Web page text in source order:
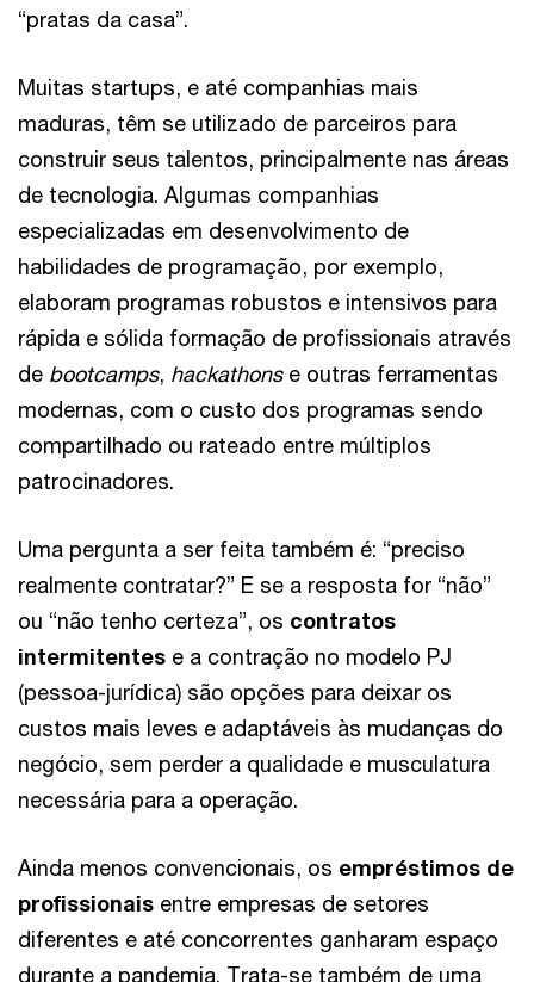
“pratas da casa”.
Muitas startups, e até companhias mais
maduras, têm se utilizado de parceiros para
construir seus talentos, principalmente nas áreas
de tecnologia. Algumas companhias
especializadas em desenvolvimento de
habilidades de programação, por exemplo,
elaboram programas robustos e intensivos para
rápida e sólida formação de profissionais através
de bootcamps, hackathonse outras ferramentas
modernas, com o custo dos programas sendo
compartilhado ou rateado entre múltiplos
patrocinadores.
Uma pergunta a ser feita também é: “preciso
realmente contratar?” E se a resposta for “não”
ou “não tenho certeza”, os contratos
intermitentes e a contração no modelo PJ
(pessoa-jurídica) são opções para deixar os
custos mais leves e adaptáveis às mudanças do
negócio, sem perder a qualidade e musculatura
necessária para a operação.
Ainda menos convencionais, os empréstimos de
profissionais entre empresas de setores
diferentes e até concorrentes ganharam espaço
durante a pandemia. Trata-se também de uma